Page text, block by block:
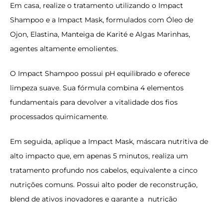
Em casa, realize o tratamento utilizando o Impact
Shampoo e a Impact Mask, formulados com Óleo de
Ojon, Elastina, Manteiga de Karité e Algas Marinhas,
agentes altamente emolientes.
O Impact Shampoo possui pH equilibrado e oferece
limpeza suave. Sua fórmula combina 4 elementos
fundamentais para devolver a vitalidade dos fios
processados quimicamente.
Em seguida, aplique a Impact Mask, máscara nutritiva de
alto impacto que, em apenas 5 minutos, realiza um
tratamento profundo nos cabelos, equivalente a cinco
nutrições comuns. Possui alto poder de reconstrução,
blend de ativos inovadores e garante a nutrição